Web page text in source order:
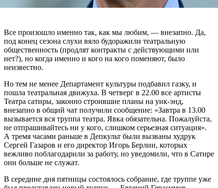
Все произошло именно так, как мы любим, — внезапно. Да,
под конец сезона слухи вяло будоражили театральную
общественность (продлят контракты с действующими или
нет?), но когда именно и кого на кого поменяют, было
неизвестно.
Но тем не менее Департамент культуры подбавил газку, и
пошла театральная движуха. В четверг в 22.00 все артисты
Театра сатиры, законно строившие планы на уик-энд,
внезапно в общий чат получили сообщение: «Завтра в 13.00
вызывается вся труппа театра. Явка обязательна. Пожалуйста,
не отпрашивайтесь ни у кого, слишком серьезная ситуация».
А тремя часами раньше в Депкульт были вызваны худрук
Сергей Газаров и его директор Игорь Берлин, которых
вежливо поблагодарили за работу, но уведомили, что в Сатире
они больше не служат.
В середине дня пятницы состоялось собрание, где труппе уже